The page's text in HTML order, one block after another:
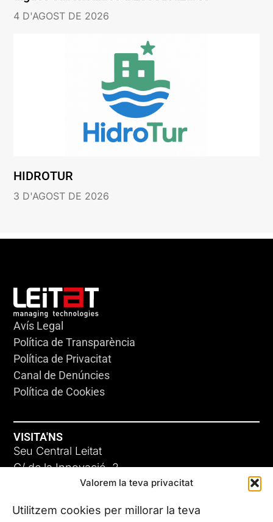
Valorem la teva privacitat
Utilitzem cookies per millorar la teva
4 D'AGOST DE 2026
HIDROTUR
3 D'AGOST DE 2026
Avís Legal
Política de Transparència
Política de Privacitat
Canal de Denúncies
Política de Cookies
VISITA'NS
Seu Central Leitat
C/ de la Innovació, 2
08225 Terrassa, (Barcelona)
Coneix les nostres seus